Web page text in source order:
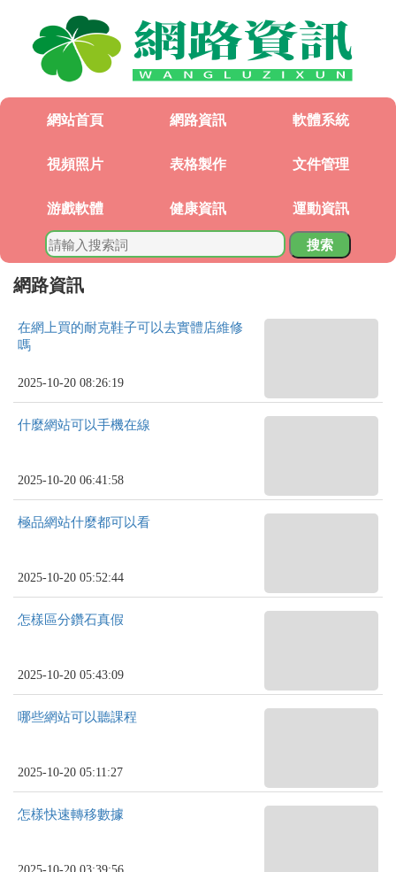
網站首頁 網路資訊 軟體系統
視頻照片 表格製作 文件管理
游戲軟體 健康資訊 運動資訊
搜索
網路資訊
在網上買的耐克鞋子可以去實體店維修
嗎
2025-10-20 08:26:19
什麼網站可以手機在線
2025-10-20 06:41:58
極品網站什麼都可以看
2025-10-20 05:52:44
怎樣區分鑽石真假
2025-10-20 05:43:09
哪些網站可以聽課程
2025-10-20 05:11:27
怎樣快速轉移數據